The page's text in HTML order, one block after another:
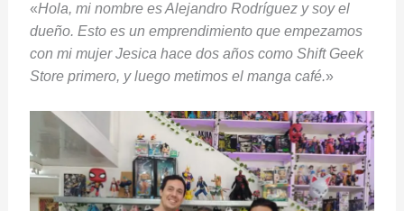
«Hola, mi nombre es Alejandro Rodríguez y soy el
dueño. Esto es un emprendimiento que empezamos
con mi mujer Jesica hace dos años como Shift Geek
Store primero, y luego metimos el manga café.»